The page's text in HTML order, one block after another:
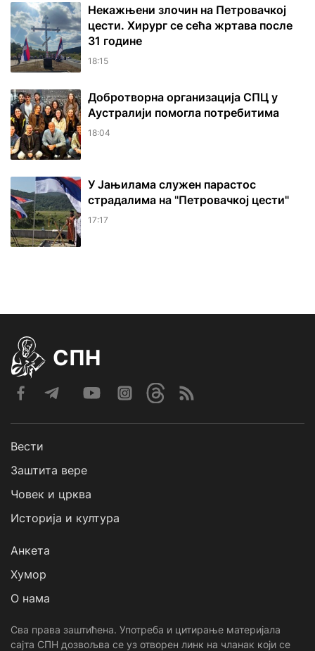
Некажњени злочин на Петровачкој
цести. Хирург се сећа жртава после
31 године
18:15
Добротворна организација СПЦ у
Аустралији помогла потребитима
18:04
У Јањилама служен парастос
страдалима на "Петровачкој цести"
17:17
СПН
Вести
Заштита вере
Човек и црква
Историја и култура
Анкета
Хумор
О нама
Сва права заштићена. Употреба и цитирање материјала
сајта СПН дозвољва се уз отворен линк на чланак који се